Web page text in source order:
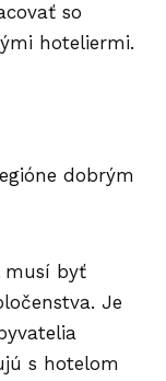
so
hoteliermi.
dobrým
musí byť
Je
s hotelom